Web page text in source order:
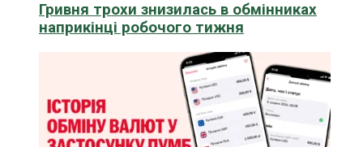
Гривня трохи знизилась в обмінниках
наприкінці робочого тижня